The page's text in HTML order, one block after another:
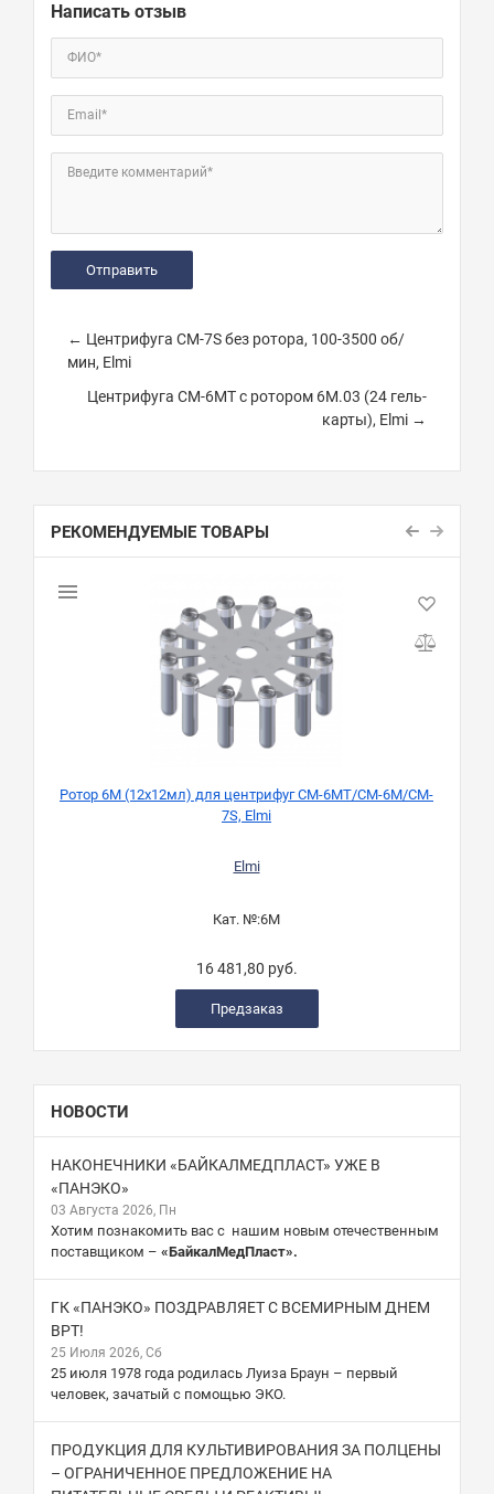
Написать отзыв
ФИО*
Email*
Введите комментарий*
← Центрифуга CM-7S без ротора, 100-3500 об/
мин, Elmi
Центрифуга CM-6MT с ротором 6M.03 (24 гель-
карты), Elmi →
РЕКОМЕНДУЕМЫЕ ТОВАРЫ
Ротор 6M (12х12мл) для центрифуг CM-6MT/CM-6M/CM-
7S, Elmi
Elmi
Кат. №:6M
16 481,80 руб.
Предзаказ
НОВОСТИ
НАКОНЕЧНИКИ «БАЙКАЛМЕДПЛАСТ» УЖЕ В
«ПАНЭКО»
03 Августа 2026, Пн
Хотим познакомить вас с нашим новым отечественным
поставщиком – «БайкалМедПласт».
ГК «ПАНЭКО» ПОЗДРАВЛЯЕТ С ВСЕМИРНЫМ ДНЕМ
ВРТ!
25 Июля 2026, Сб
25 июля 1978 года родилась Луиза Браун – первый
человек, зачатый с помощью ЭКО.
ПРОДУКЦИЯ ДЛЯ КУЛЬТИВИРОВАНИЯ ЗА ПОЛЦЕНЫ
– ОГРАНИЧЕННОЕ ПРЕДЛОЖЕНИЕ НА